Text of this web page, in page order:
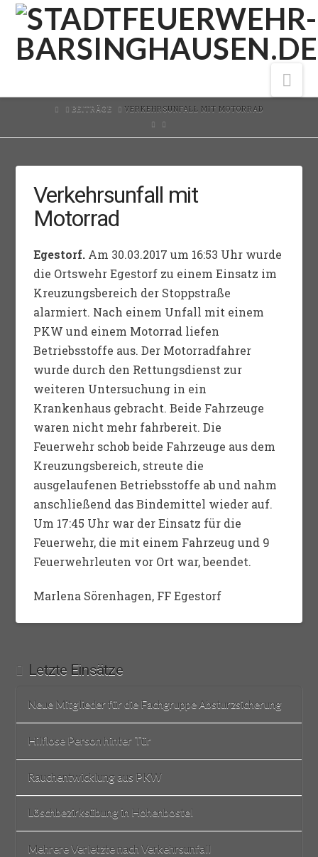
HOMEBEITRÄGE VERKEHRSUNFALL MIT MOTORRAD
Verkehrsunfall mit
Motorrad
Egestorf. Am 30.03.2017 um 16:53 Uhr wurde
die Ortswehr Egestorf zu einem Einsatz im
Kreuzungsbereich der Stoppstraße
alarmiert. Nach einem Unfall mit einem
PKW und einem Motorrad liefen
Betriebsstoffe aus. Der Motorradfahrer
wurde durch den Rettungsdienst zur
weiteren Untersuchung in ein
Krankenhaus gebracht. Beide Fahrzeuge
waren nicht mehr fahrbereit. Die
Feuerwehr schob beide Fahrzeuge aus dem
Kreuzungsbereich, streute die
ausgelaufenen Betriebsstoffe ab und nahm
anschließend das Bindemittel wieder auf.
Um 17:45 Uhr war der Einsatz für die
Feuerwehr, die mit einem Fahrzeug und 9
Feuerwehrleuten vor Ort war, beendet.
Marlena Sörenhagen, FF Egestorf
Letzte Einsätze
Neue Mitglieder für die Fachgruppe Absturzsicherung
Hilflose Person hinter Tür
Rauchentwicklung aus PKW
Löschbezirksübung in Hohenbostel
Mehrere Verletzte nach Verkehrsunfall